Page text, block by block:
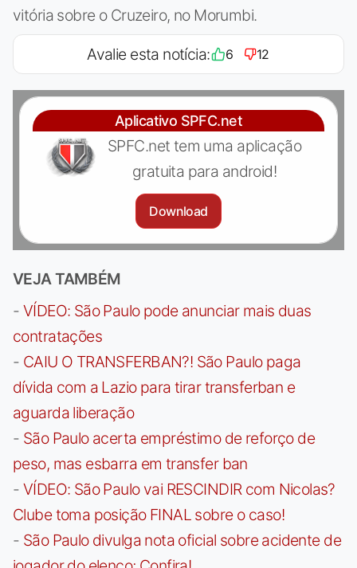
vitória sobre o Cruzeiro, no Morumbi.
Avalie esta notícia: 6 12
Aplicativo SPFC.net
SPFC.net tem uma aplicação
gratuita para android!
Download
VEJA TAMBÉM
- VÍDEO: São Paulo pode anunciar mais duas
contratações
- CAIU O TRANSFERBAN?! São Paulo paga
dívida com a Lazio para tirar transferban e
aguarda liberação
- São Paulo acerta empréstimo de reforço de
peso, mas esbarra em transfer ban
- VÍDEO: São Paulo vai RESCINDIR com Nicolas?
Clube toma posição FINAL sobre o caso!
- São Paulo divulga nota oficial sobre acidente de